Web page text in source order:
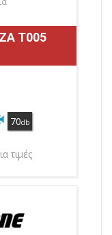
T005
70db
τιμές